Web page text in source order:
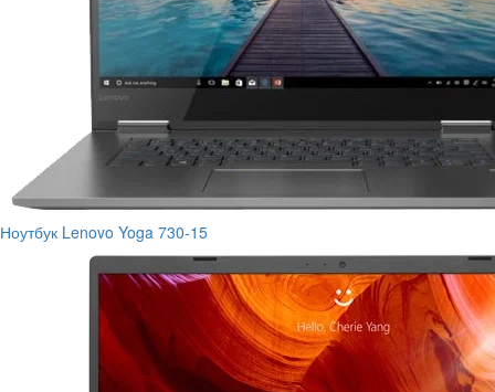
Ноутбук Lenovo Yoga 730-15